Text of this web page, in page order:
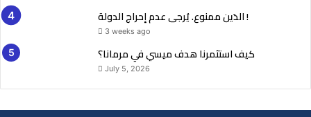
الدَين ممنوع. يُرجى عدم إحراج الدولة !
3 weeks ago
كيف استثمرنا هدف ميسي في مرمانا؟
July 5, 2026